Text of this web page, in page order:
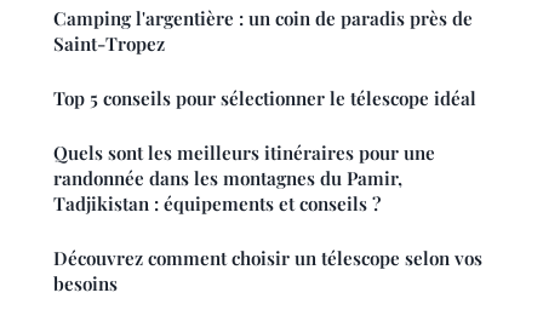
Camping l'argentière : un coin de paradis près de
Saint-Tropez
Top 5 conseils pour sélectionner le télescope idéal
Quels sont les meilleurs itinéraires pour une
randonnée dans les montagnes du Pamir,
Tadjikistan : équipements et conseils ?
Découvrez comment choisir un télescope selon vos
besoins